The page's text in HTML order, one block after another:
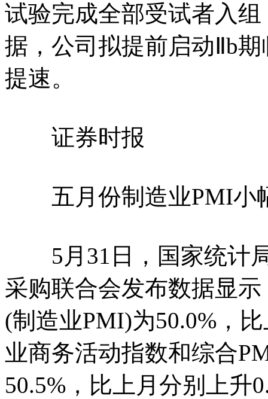
试验完成全部受试者入
据，公司拟提前启动Ⅱb
提速。
证券时报
五月份制造业PMI小
5月31日，国家统计局
采购联合会发布数据显
(制造业PMI)为50.0%，
业商务活动指数和综合
50.5%，比上月分别上升